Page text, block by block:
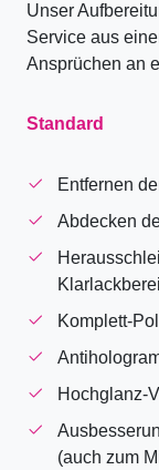
Unser
Service aus
Ansprüchen an
Standard
Entfernen
Abdecken
Komplett-
Hochglanz-
(auch zum